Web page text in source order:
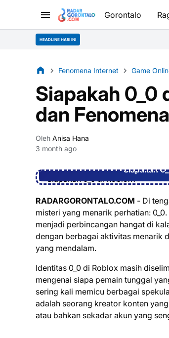
Gorontalo
HEADLINE HARI INI
Fenomena Internet Game
Siapakah 0_0
dan
Oleh Anisa Hana
3 month ago
Siapakah
RADARGORONTALO.COM - Di
misteri yang menarik perhatian:
menjadi perbincangan hangat di
dengan berbagai aktivitas menarik
yang mendalam.
Identitas 0_0 di Roblox masih
mengenai siapa pemain tunggal
sering kali memicu berbagai
adalah seorang kreator konten
atau bahkan sekadar akun yang